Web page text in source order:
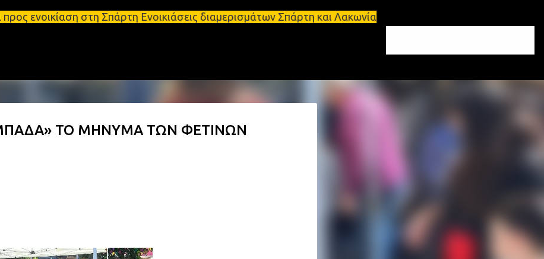
Μετάβαση στο κύριο περιεχόμενο
στη Σπάρτη Ενοικιάσεις διαμερισμάτων Σπάρτη και Λακωνία Σπάρτη - Ενοικιάζεται κατάστημα
ΤΟ ΜΗΝΥΜΑ ΤΩΝ ΦΕΤΙΝΩΝ